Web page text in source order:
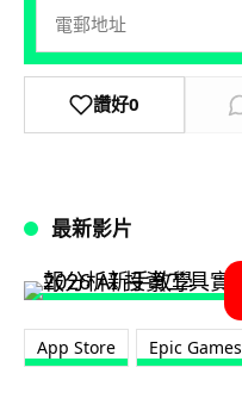
讚好0
最新影片
App Store Epic Games